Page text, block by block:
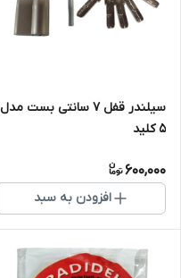
سیلندر قفل ۷ سانتی بست مدل
۵ کلید
600,000
افزودن به سبد